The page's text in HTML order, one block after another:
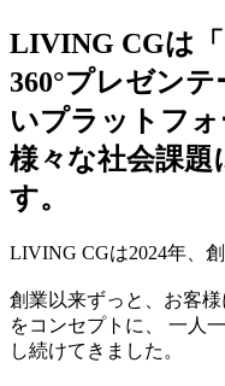
LIVING CGは
360°プレゼン
いプラットフ
様々な社会課題
す。
LIVING CGは2024年、
創業以来ずっと、お客
をコンセプトに、 一人
し続けてきました。